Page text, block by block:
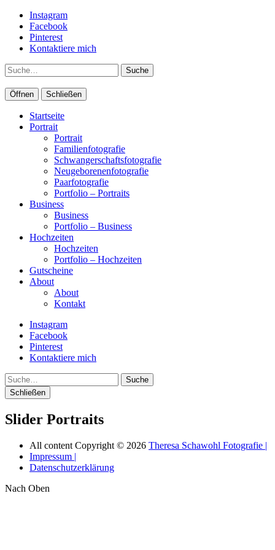
Instagram
Facebook
Pinterest
Kontaktiere mich
Suche
Öffnen Schließen
Startseite
Portrait
Portrait
Familienfotografie
Schwangerschaftsfotografie
Neugeborenenfotografie
Paarfotografie
Portfolio – Portraits
Business
Business
Portfolio – Business
Hochzeiten
Hochzeiten
Portfolio – Hochzeiten
Gutscheine
About
About
Kontakt
Instagram
Facebook
Pinterest
Kontaktiere mich
Suche
Schließen
Slider Portraits
All content Copyright © 2026 Theresa Schawohl Fotografie |
Impressum |
Datenschutzerklärung
Nach Oben